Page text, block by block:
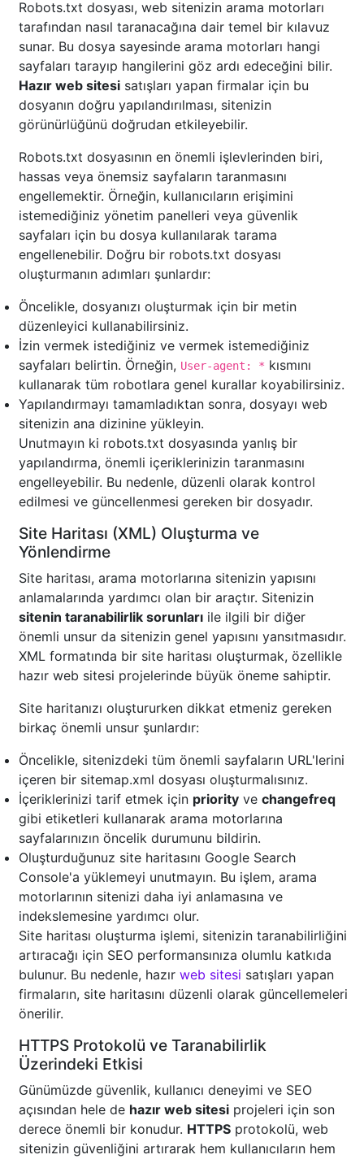
Robots.txt dosyası, web sitenizin arama motorları
tarafından nasıl taranacağına dair temel bir kılavuz
sunar. Bu dosya sayesinde arama motorları hangi
sayfaları tarayıp hangilerini göz ardı edeceğini bilir.
Hazır web sitesi satışları yapan firmalar için bu
dosyanın doğru yapılandırılması, sitenizin
görünürlüğünü doğrudan etkileyebilir.
Robots.txt dosyasının en önemli işlevlerinden biri,
hassas veya önemsiz sayfaların taranmasını
engellemektir. Örneğin, kullanıcıların erişimini
istemediğiniz yönetim panelleri veya güvenlik
sayfaları için bu dosya kullanılarak tarama
engellenebilir. Doğru bir robots.txt dosyası
oluşturmanın adımları şunlardır:
Öncelikle, dosyanızı oluşturmak için bir metin
düzenleyici kullanabilirsiniz.
İzin vermek istediğiniz ve vermek istemediğiniz
sayfaları belirtin. Örneğin, User-agent: * kısmını
kullanarak tüm robotlara genel kurallar koyabilirsiniz.
Yapılandırmayı tamamladıktan sonra, dosyayı web
sitenizin ana dizinine yükleyin.
Unutmayın ki robots.txt dosyasında yanlış bir
yapılandırma, önemli içeriklerinizin taranmasını
engelleyebilir. Bu nedenle, düzenli olarak kontrol
edilmesi ve güncellenmesi gereken bir dosyadır.
Site Haritası (XML) Oluşturma ve
Yönlendirme
Site haritası, arama motorlarına sitenizin yapısını
anlamalarında yardımcı olan bir araçtır. Sitenizin
sitenin taranabilirlik sorunları ile ilgili bir diğer
önemli unsur da sitenizin genel yapısını yansıtmasıdır.
XML formatında bir site haritası oluşturmak, özellikle
hazır web sitesi projelerinde büyük öneme sahiptir.
Site haritanızı oluştururken dikkat etmeniz gereken
birkaç önemli unsur şunlardır:
Öncelikle, sitenizdeki tüm önemli sayfaların URL'lerini
içeren bir sitemap.xml dosyası oluşturmalısınız.
İçeriklerinizi tarif etmek için priority ve changefreq
gibi etiketleri kullanarak arama motorlarına
sayfalarınızın öncelik durumunu bildirin.
Oluşturduğunuz site haritasını Google Search
Console'a yüklemeyi unutmayın. Bu işlem, arama
motorlarının sitenizi daha iyi anlamasına ve
indekslemesine yardımcı olur.
Site haritası oluşturma işlemi, sitenizin taranabilirliğini
artıracağı için SEO performansınıza olumlu katkıda
bulunur. Bu nedenle, hazır web sitesi satışları yapan
firmaların, site haritasını düzenli olarak güncellemeleri
önerilir.
HTTPS Protokolü ve Taranabilirlik
Üzerindeki Etkisi
Günümüzde güvenlik, kullanıcı deneyimi ve SEO
açısından hele de hazır web sitesi projeleri için son
derece önemli bir konudur. HTTPS protokolü, web
sitenizin güvenliğini artırarak hem kullanıcıların hem